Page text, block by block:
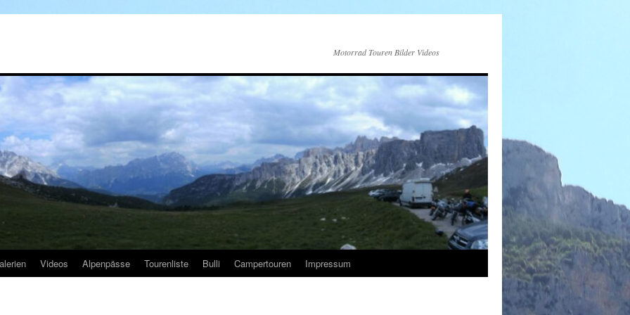
Motorrad Touren Bilder Videos
Videos Alpenpässe Tourenliste Bulli Campertouren Impressum